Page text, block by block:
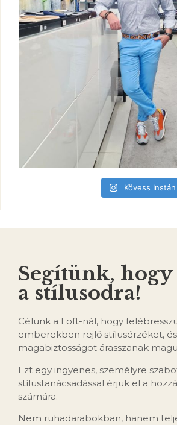
Kövess Instán
Segítünk,
a stílusodra!
Célunk a Loft-nál, hogy
emberekben rejlő stílusérzéket, és
magabiztosságot árasszanak
Ezt egy ingyenes, személyre
stílustanácsadással érjük el a
számára.
Nem ruhadarabokban, hanem